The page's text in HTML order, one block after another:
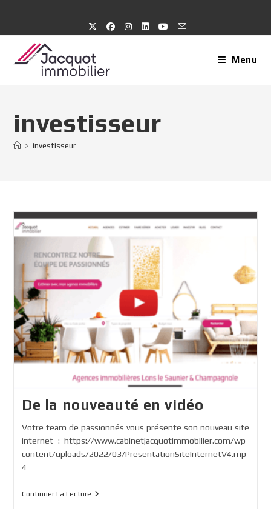
content
Menu
investisseur
> investisseur
De la nouveauté en vidéo
Votre team de passionnés vous présente son nouveau site
internet : https://www.cabinetjacquotimmobilier.com/wp-
content/uploads/2022/03/PresentationSiteInternetV4.mp
4
Continuer La LectureDe